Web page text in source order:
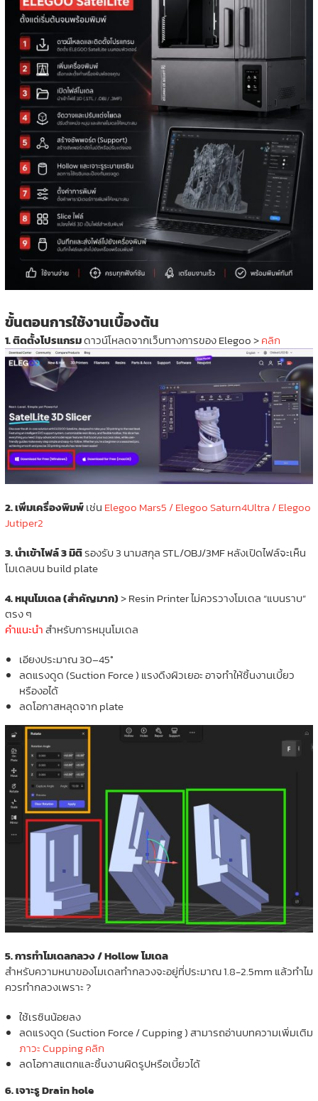
ขั้นตอนการใช้งานเบื้องต้น
1. ติดตั้งโปรแกรมดาวน์โหลดจากเว็บทางการของ Elegoo >คลิก
2. เพิ่มเครื่องพิมพ์เช่น Elegoo Mars5 / Elegoo Saturn4Ultra / Elegoo
Jutiper2
3. นำเข้าไฟล์ 3 มิติรองรับ 3 นามสกุล STL/OBJ/3MF หลังเปิดไฟล์จะเห็น
โมเดลบน build plate
4. หมุนโมเดล (สำคัญมาก)> Resin Printer ไม่ควรวางโมเดล “แบนราบ”
ตรง ๆ
คำแนะนำสำหรับการหมุนโมเดล
เอียงประมาณ 30–45°
ลดแรงดูด (Suction Force ) แรงดึงผิวเยอะ อาจทำให้ชิ้นงานเบี้ยว
หรืองอได้
ลดโอกาสหลุดจาก plate
5. การทำโมเดลกลวง / Hollow โมเดล
สำหรับความหนาของโมเดลทำกลวงจะอยู่ที่ประมาณ 1.8-2.5mm แล้วทำไม
ควรทำกลวงเพราะ ?
ใช้เรซินน้อยลง
ลดแรงดูด (Suction Force / Cupping ) สามารถอ่านบทความเพิ่มเติม
ภาวะ Cupping คลิก
ลดโอกาสแตกและชิ้นงานผิดรูปหรือเบี้ยวได้
6. เจาะรู Drain hole